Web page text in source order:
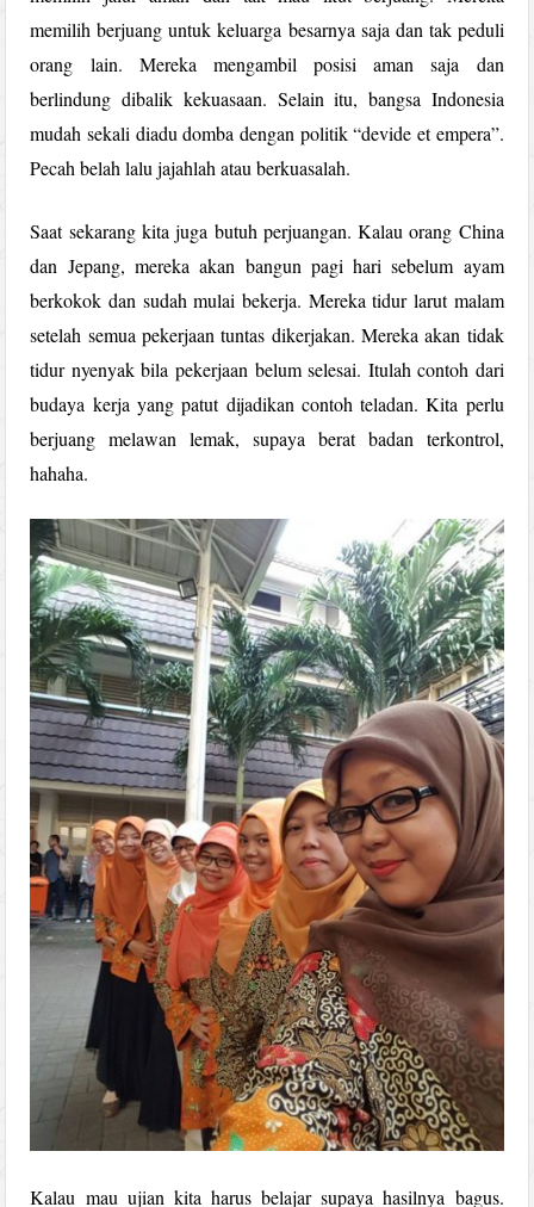
memilih berjuang untuk keluarga besarnya saja dan tak peduli
orang lain. Mereka mengambil posisi aman saja dan
berlindung dibalik kekuasaan. Selain itu, bangsa Indonesia
mudah sekali diadu domba dengan politik “devide et empera”.
Pecah belah lalu jajahlah atau berkuasalah.
Saat sekarang kita juga butuh perjuangan. Kalau orang China
dan Jepang, mereka akan bangun pagi hari sebelum ayam
berkokok dan sudah mulai bekerja. Mereka tidur larut malam
setelah semua pekerjaan tuntas dikerjakan. Mereka akan tidak
tidur nyenyak bila pekerjaan belum selesai. Itulah contoh dari
budaya kerja yang patut dijadikan contoh teladan. Kita perlu
berjuang melawan lemak, supaya berat badan terkontrol,
hahaha.
Kalau mau ujian kita harus belajar supaya hasilnya bagus.